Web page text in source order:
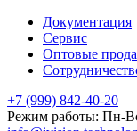
Документация
Сервис
Оптовые
+7 (999) 842-40-20
Режим работы: Пн-